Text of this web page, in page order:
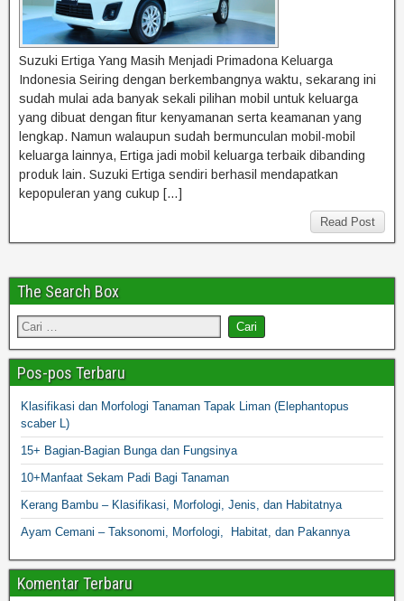
Suzuki Ertiga Yang Masih Menjadi Primadona Keluarga
Indonesia Seiring dengan berkembangnya waktu, sekarang ini
sudah mulai ada banyak sekali pilihan mobil untuk keluarga
yang dibuat dengan fitur kenyamanan serta keamanan yang
lengkap. Namun walaupun sudah bermunculan mobil-mobil
keluarga lainnya, Ertiga jadi mobil keluarga terbaik dibanding
produk lain. Suzuki Ertiga sendiri berhasil mendapatkan
kepopuleran yang cukup […]
Read Post
The Search Box
Pos-pos Terbaru
Klasifikasi dan Morfologi Tanaman Tapak Liman (Elephantopus
scaber L)
15+ Bagian-Bagian Bunga dan Fungsinya
10+Manfaat Sekam Padi Bagi Tanaman
Kerang Bambu – Klasifikasi, Morfologi, Jenis, dan Habitatnya
Ayam Cemani – Taksonomi, Morfologi, Habitat, dan Pakannya
Komentar Terbaru